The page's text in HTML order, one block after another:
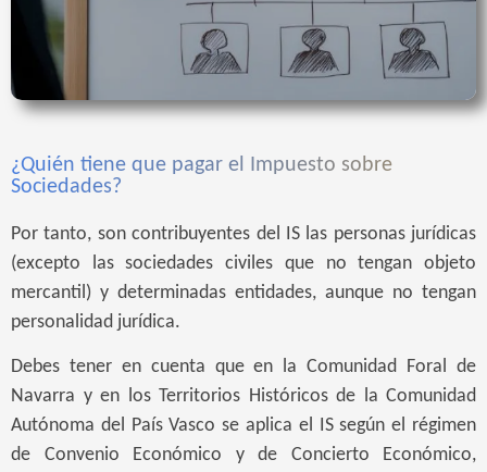
¿Quién tiene que pagar el Impuesto sobre
Sociedades?
Por tanto, son contribuyentes del IS las personas jurídicas
(excepto las sociedades civiles que no tengan objeto
mercantil) y determinadas entidades, aunque no tengan
personalidad jurídica.
Debes tener en cuenta que en la Comunidad Foral de
Navarra y en los Territorios Históricos de la Comunidad
Autónoma del País Vasco se aplica el IS según el régimen
de Convenio Económico y de Concierto Económico,